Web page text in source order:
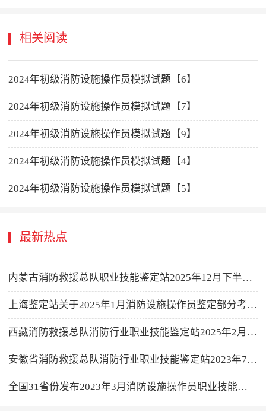
相关阅读
2024年初级消防设施操作员模拟试题【6】
2024年初级消防设施操作员模拟试题【7】
2024年初级消防设施操作员模拟试题【9】
2024年初级消防设施操作员模拟试题【4】
2024年初级消防设施操作员模拟试题【5】
最新热点
内蒙古消防救援总队职业技能鉴定站2025年12月下半月消防设施操作员职业技能鉴定考试公告
上海鉴定站关于2025年1月消防设施操作员鉴定部分考生进行调整时间登记的公告
西藏消防救援总队消防行业职业技能鉴定站2025年2月消防设施操作员职业技能鉴定公告
安徽省消防救援总队消防行业职业技能鉴定站2023年7月鉴定计划公告
全国31省份发布2023年3月消防设施操作员职业技能鉴定成绩